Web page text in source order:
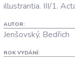
illustrantia. III/1.
AUTOR:
Jenšovský, Bedřich
ROK VYDÁNÍ: